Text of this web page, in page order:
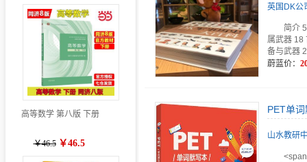
高等数学 第八版 下册
￥46.5 ￥46.5
英国DK公
简介
属武器 18
备与武器
蔚蓝价：
PET单
山水教研